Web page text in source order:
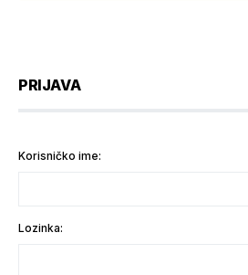
PRIJAVA
Korisničko ime:
Lozinka: